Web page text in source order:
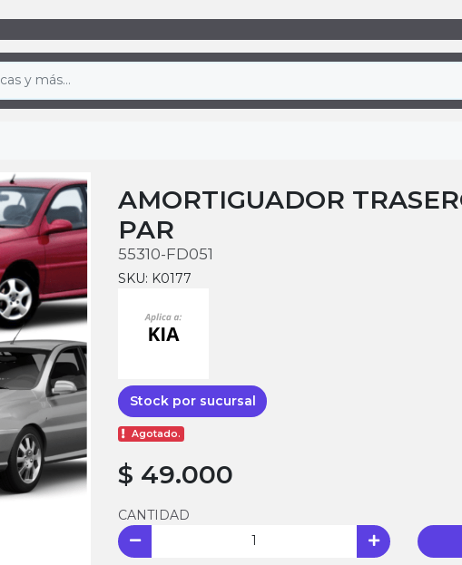
AMORTIGUADOR
PAR
55310-FD051
SKU: K0177
Stock por sucursal
Agotado.
$ 49.000
CANTIDAD